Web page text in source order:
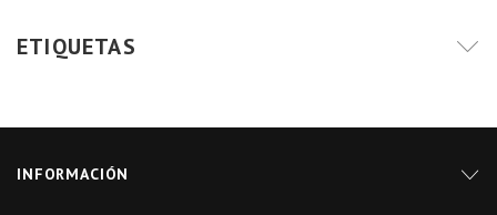
ETIQUETAS
INFORMACIÓN